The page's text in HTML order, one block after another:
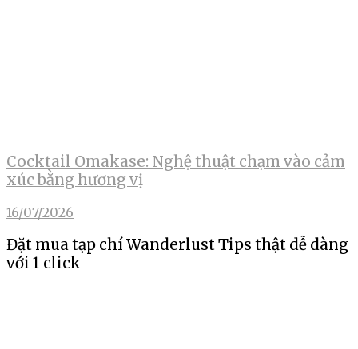
Cocktail Omakase: Nghệ thuật chạm vào cảm
xúc bằng hương vị
16/07/2026
Đặt mua tạp chí Wanderlust Tips thật dễ dàng
với 1 click